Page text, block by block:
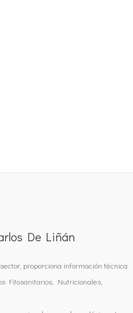
De Liñán
proporciona información técnica
Fitosanitarios, Nutricionales,